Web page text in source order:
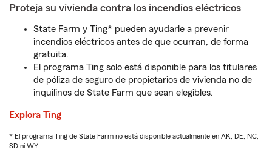
Proteja su vivienda contra los incendios eléctricos
State Farm y Ting* pueden ayudarle a prevenir
incendios eléctricos antes de que ocurran, de forma
gratuita.
El programa Ting solo está disponible para los titulares
de póliza de seguro de propietarios de vivienda no de
inquilinos de State Farm que sean elegibles.
Explora Ting
* El programa Ting de State Farm no está disponible actualmente en AK, DE, NC,
SD ni WY